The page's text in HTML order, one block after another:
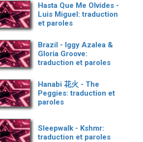
Hasta Que Me Olvides -
Luis Miguel: traduction
et paroles
Brazil - Iggy Azalea &
Gloria Groove:
traduction et paroles
Hanabi 花火 - The
Peggies: traduction et
paroles
Sleepwalk - Kshmr:
traduction et paroles